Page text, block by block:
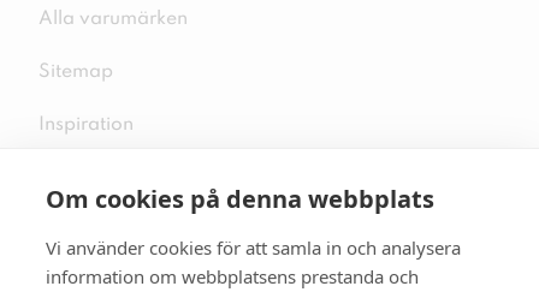
Om cookies på denna webbplats
Vi använder cookies för att samla in och analysera
information om webbplatsens prestanda och
Alla varumärken
Sitemap
Inspiration
Följ oss på sociala medier